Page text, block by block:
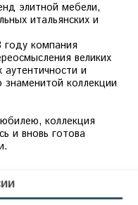
элитной мебели,
итальянских и
году компания
великих
аутентичности и
знаменитой коллекции
коллекция
и вновь готова